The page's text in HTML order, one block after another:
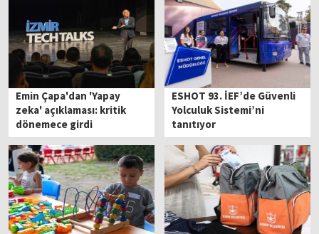
Emin Çapa'dan 'Yapay
zeka' açıklaması: kritik
dönemece girdi
ESHOT 93. İEF’de Güvenli
Yolculuk Sistemi’ni
tanıtıyor